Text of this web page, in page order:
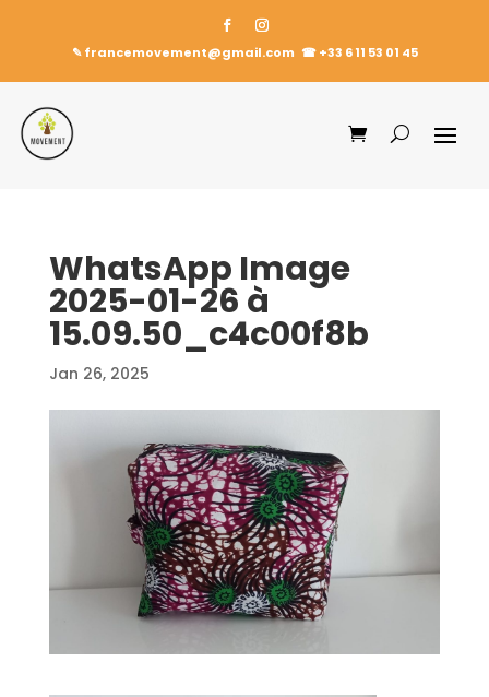
✎ francemovement@gmail.com ☎︎+33 6 11 53 01 45
WhatsApp Image
2025-01-26 à
15.09.50_c4c00f8b
Jan 26, 2025